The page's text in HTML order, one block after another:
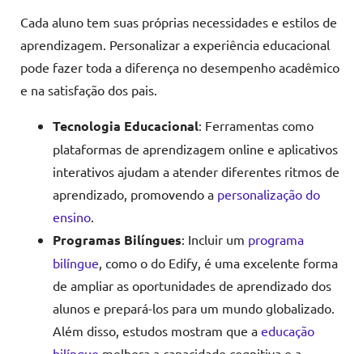
Cada aluno tem suas próprias necessidades e estilos de
aprendizagem. Personalizar a experiência educacional
pode fazer toda a diferença no desempenho acadêmico
e na satisfação dos pais.
Tecnologia Educacional: Ferramentas como
plataformas de aprendizagem online e aplicativos
interativos ajudam a atender diferentes ritmos de
aprendizado, promovendo a personalização do
ensino.
Programas Bilíngues: Incluir um programa
bilíngue, como o do Edify, é uma excelente forma
de ampliar as oportunidades de aprendizado dos
alunos e prepará-los para um mundo globalizado.
Além disso, estudos mostram que a educação